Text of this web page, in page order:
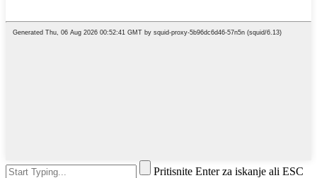
Pritisnite Enter za iskanje ali ESC